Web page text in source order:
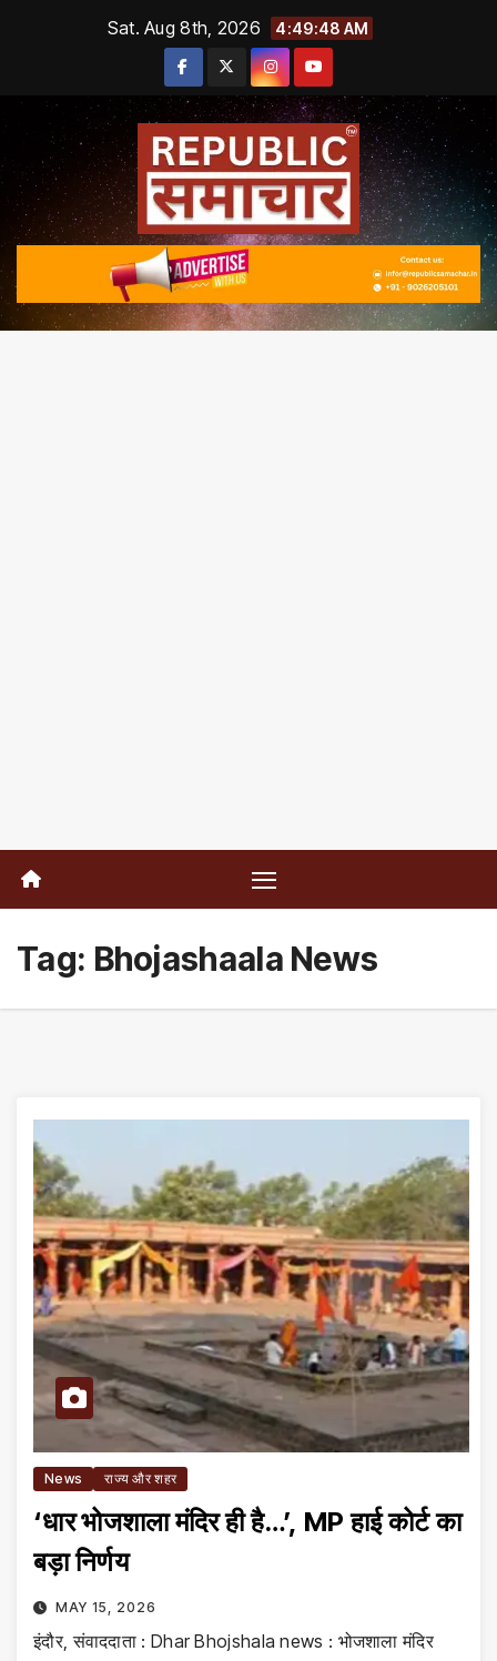
Sat. Aug 8th, 2026 4:49:49 AM
Tag: Bhojashaala News
News राज्य और शहर
‘धार भोजशाला मंदिर ही है…’, MP हाई कोर्ट का
बड़ा निर्णय
MAY 15, 2026
इंदौर, संवाददाता : Dhar Bhojshala news : भोजशाला मंदिर